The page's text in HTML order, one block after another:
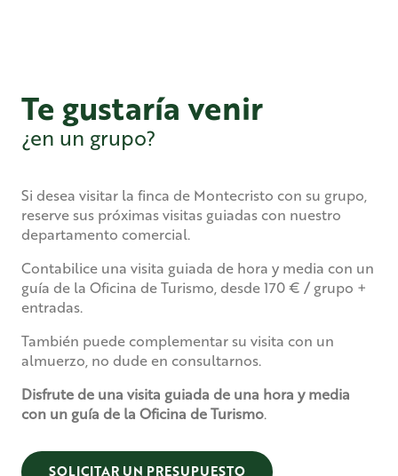
Te gustaría venir
¿en un grupo?
Si desea visitar la finca de Montecristo con su grupo,
reserve sus próximas visitas guiadas con nuestro
departamento comercial.
Contabilice una visita guiada de hora y media con un
guía de la Oficina de Turismo, desde 170 € / grupo +
entradas.
También puede complementar su visita con un
almuerzo, no dude en consultarnos.
Disfrute de una visita guiada de una hora y media
con un guía de la Oficina de Turismo.
SOLICITAR UN PRESUPUESTO